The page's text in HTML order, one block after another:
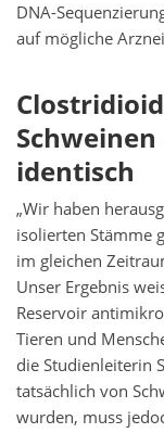
DNA-
auf mögliche
identisch
„Wir haben
isolierten Stämme
im gleichen
Unser Ergebnis
Reservoir
Tieren und
die Studienleiterin
tatsächlich von
wurden, muss